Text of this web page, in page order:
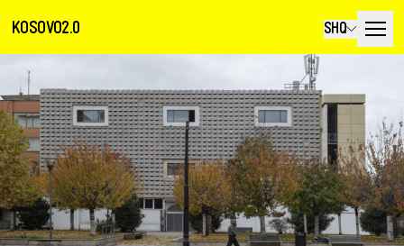
KOSOVO2.0 SHQ